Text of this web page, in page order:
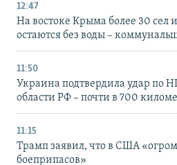
12:47
На востоке Крыма более 30 сел
остаются без воды –
11:50
Украина подтвердила удар по
области РФ – почти в 700
11:15
Трамп заявил, что в США
боеприпасов»